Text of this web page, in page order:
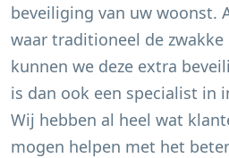
beveiliging van uw woonst.
waar traditioneel de
kunnen we deze extra
is dan ook een specialist in
Wij hebben al heel wat
mogen helpen met het